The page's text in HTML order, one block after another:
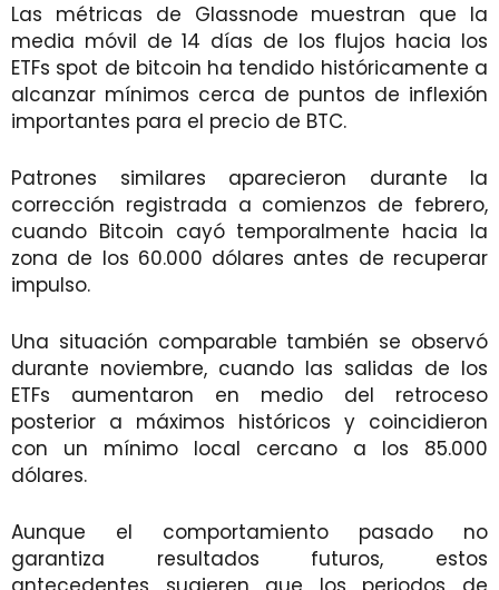
Las métricas de Glassnode muestran que la
media móvil de 14 días de los flujos hacia los
ETFs spot de bitcoin ha tendido históricamente a
alcanzar mínimos cerca de puntos de inflexión
importantes para el precio de BTC.
Patrones similares aparecieron durante la
corrección registrada a comienzos de febrero,
cuando Bitcoin cayó temporalmente hacia la
zona de los 60.000 dólares antes de recuperar
impulso.
Una situación comparable también se observó
durante noviembre, cuando las salidas de los
ETFs aumentaron en medio del retroceso
posterior a máximos históricos y coincidieron
con un mínimo local cercano a los 85.000
dólares.
Aunque el comportamiento pasado no
garantiza resultados futuros, estos